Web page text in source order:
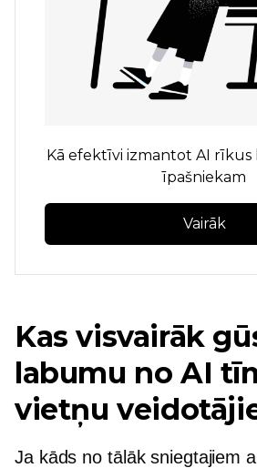
Kā efektīvi izmantot AI
īpašniekam
Vairāk
Kas visvairāk
labumu no AI
vietņu
Ja kāds no tālāk sniegtajiem